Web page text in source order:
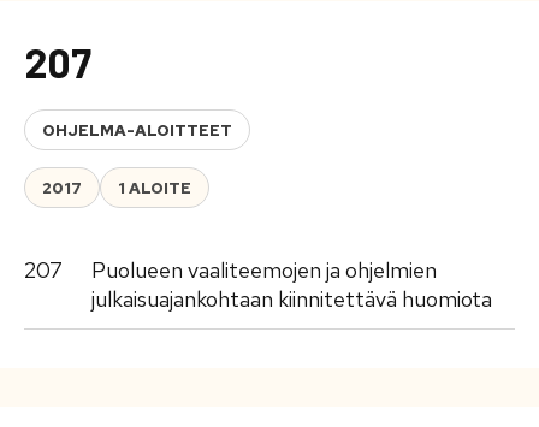
207
OHJELMA-ALOITTEET
2017 1 ALOITE
207
Puolueen vaaliteemojen ja ohjelmien
julkaisuajankohtaan kiinnitettävä huomiota